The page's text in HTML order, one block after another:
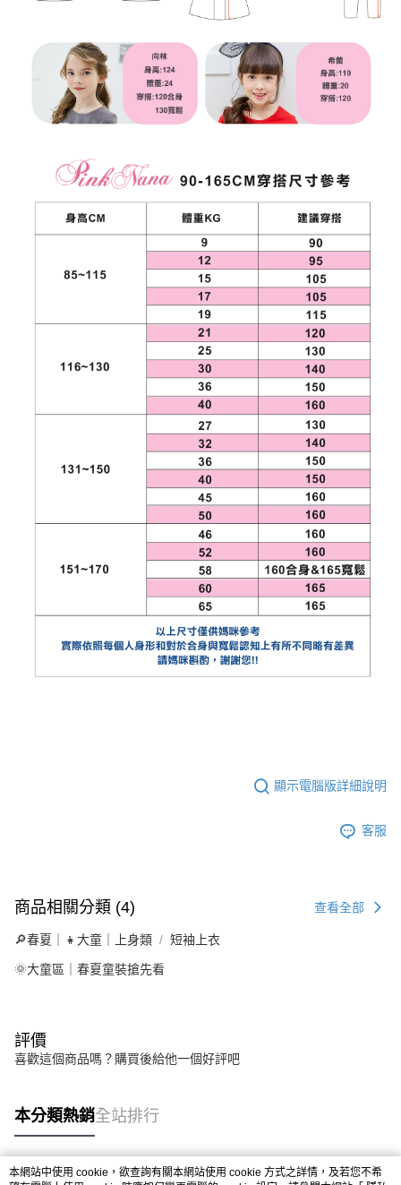
顯示電腦版詳細說明
客服
商品相關分類 (4) 查看全部
🔎春夏｜👧大童｜上身類 短袖上衣
🌞大童區｜春夏童裝搶先看
評價
喜歡這個商品嗎？購買後給他一個好評吧
本分類熱銷全站排行
本網站中使用 cookie，欲查詢有關本網站使用 cookie 方式之詳情，及若您不希